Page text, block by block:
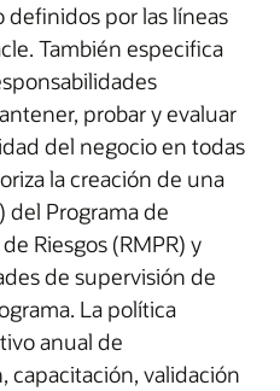
por las líneas
También especifica
probar y evaluar
del negocio en todas
la creación de una
del Programa de
Riesgos (RMPR) y
de supervisión de
La política
anual de
capacitación, validación